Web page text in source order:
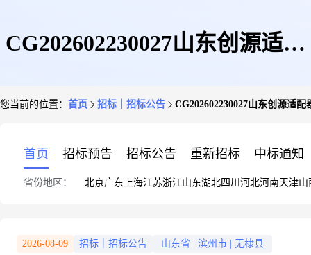
CG202602230027山东创源适配
您当前的位置： 首页 招标｜招标公告 CG202602230027山东创源适
首页 招标预告 招标公告 重新招标 中标通知
省份地区： 北京广东 上海江苏浙江山东湖北四川 河北河南天津山
2026-08-09 招标｜招标公告 山东省 滨州市 无棣县